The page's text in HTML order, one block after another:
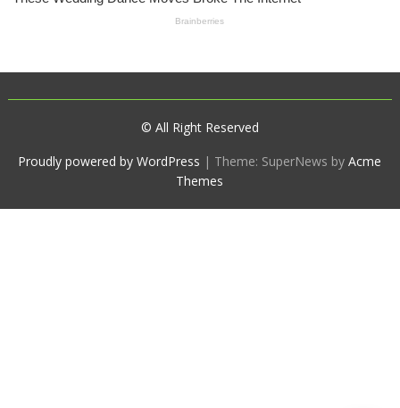
© All Right Reserved
Proudly powered by WordPress | Theme: SuperNews byAcme
Themes